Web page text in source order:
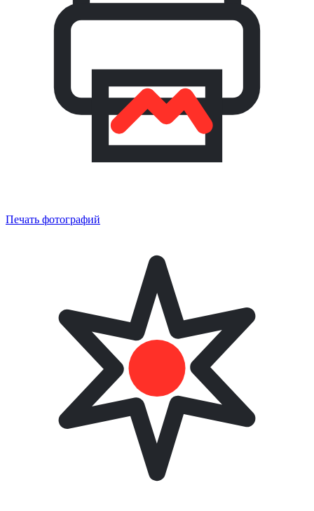
Печать фотографий